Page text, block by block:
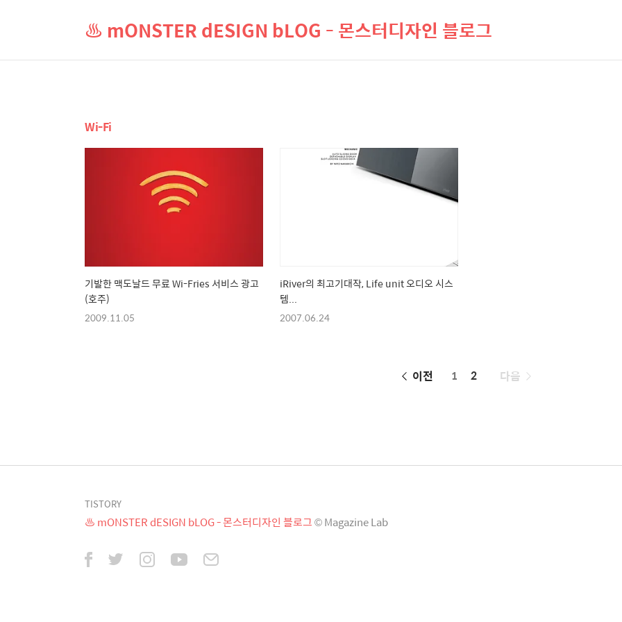
♨ mONSTER dESIGN bLOG - 몬스터디자인 블로그
Wi-Fi
기발한 맥도날드 무료 Wi-Fries 서비스 광고
(호주)
2009.11.05
iRiver의 최고기대작, Life unit 오디오 시스
템...
2007.06.24
페
이전 1 2 다음
TISTORY
♨ mONSTER dESIGN bLOG - 몬스터디자인 블로그© Magazine Lab